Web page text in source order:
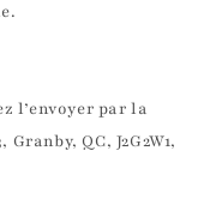
l’envoyer par la
QC, J2G2W1,